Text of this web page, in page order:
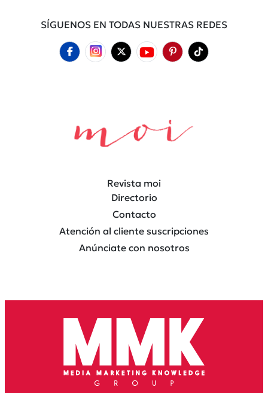
SÍGUENOS EN TODAS NUESTRAS REDES
Revista moi
Directorio
Contacto
Atención al cliente suscripciones
Anúnciate con nosotros